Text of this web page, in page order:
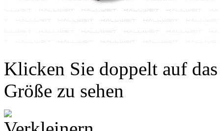
Klicken Sie doppelt auf
Größe zu sehen